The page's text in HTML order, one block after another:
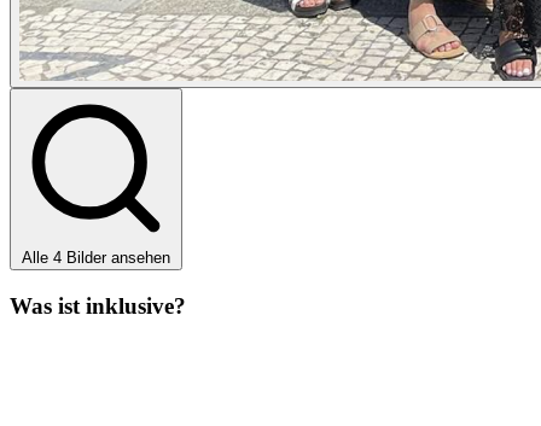
Alle 4 Bilder ansehen
Was ist inklusive?